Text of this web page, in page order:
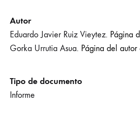
Autor
Eduardo Javier Ruiz Vieytez. Página
Gorka Urrutia Asua. Página del
Tipo de documento
Informe